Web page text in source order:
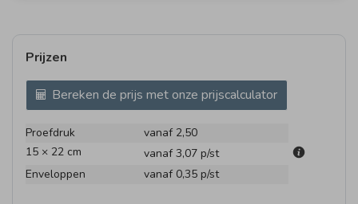
Prijzen
Bereken de prijs met onze prijscalculator
Proefdruk
vanaf 2,50
15 × 22 cm
vanaf 3,07 p/st
Enveloppen
vanaf 0,35 p/st